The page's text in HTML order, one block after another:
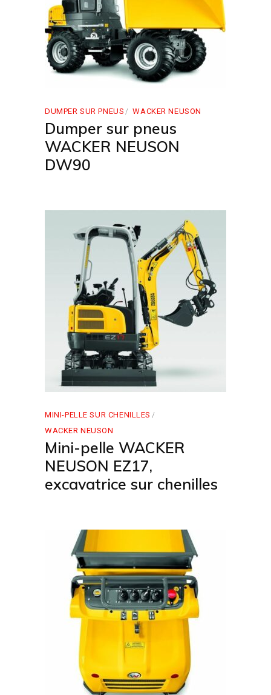
DUMPER SUR PNEUS WACKER NEUSON
Dumper sur pneus
WACKER NEUSON
DW90
MINI-PELLE SUR CHENILLES
WACKER NEUSON
Mini-pelle WACKER
NEUSON EZ17,
excavatrice sur chenilles